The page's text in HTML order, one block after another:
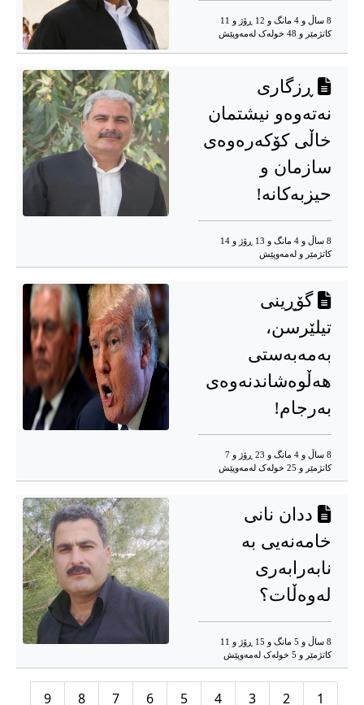
8 ساڵ و 4 مانگ و 12 ڕۆژ و 11
کاتژمێر و 48 خوله‌ک له‌مه‌وپێش‌
ڕزگاری
نەتەوەو نیشتمان
خاڵی کۆکەرەوەی
سازمان و
حیزبەکانە!
8 ساڵ و 4 مانگ و 13 ڕۆژ و 14
کاتژمێر و له‌مه‌وپێش‌
گۆڕینی
تیلێرسن،
بەمەبەستی
هەڵوەشاندنەوەی
بەرجام!
8 ساڵ و 4 مانگ و 23 ڕۆژ و 7
کاتژمێر و 25 خوله‌ک له‌مه‌وپێش‌
ددان نانی
خامەنەیی بە
نابەرابەری
لەوەڵات؟
8 ساڵ و 5 مانگ و 15 ڕۆژ و 11
کاتژمێر و 5 خوله‌ک له‌مه‌وپێش‌
1
2
3
4
5
6
7
8
9